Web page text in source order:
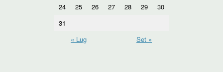
24
25 26 27 28 29
30
31
« Lug
Set »